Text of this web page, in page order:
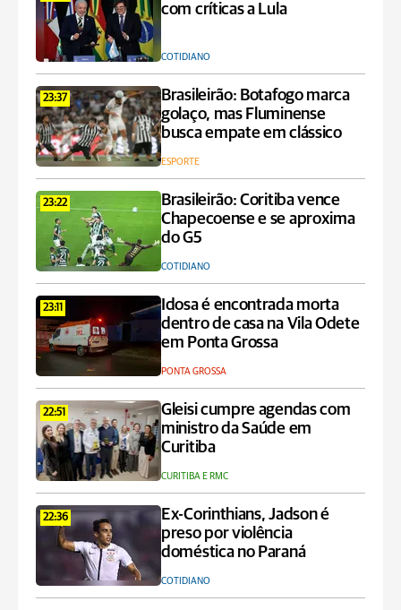
com críticas a Lula
COTIDIANO
23:37
Brasileirão: Botafogo marca
golaço, mas Fluminense
busca empate em clássico
ESPORTE
23:22
Brasileirão: Coritiba vence
Chapecoense e se aproxima
do G5
COTIDIANO
23:11
Idosa é encontrada morta
dentro de casa na Vila Odete
em Ponta Grossa
PONTA GROSSA
22:51
Gleisi cumpre agendas com
ministro da Saúde em
Curitiba
CURITIBA E RMC
22:36
Ex-Corinthians, Jadson é
preso por violência
doméstica no Paraná
COTIDIANO